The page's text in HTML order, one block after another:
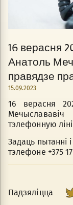
16 верасня
Анатоль
правядзе
15.09.2023
16 верасня
тэлефонную
Задаць пытанні
тэлефоне +375
Падзяліцца